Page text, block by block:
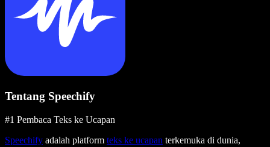
Tentang Speechify
#1 Pembaca Teks ke Ucapan
Speechify adalah platform teks ke ucapan terkemuka di dunia,